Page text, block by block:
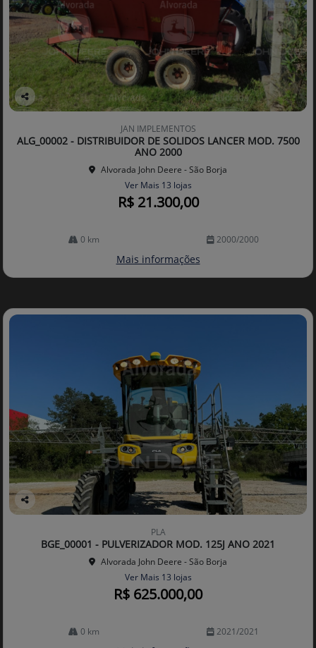
Co
arti
lhe
JAN IMPLEMENTOS
ALG_00002 - DISTRIBUIDOR DE SOLIDOS LANCER MOD. 7500
ANO 2000
Alvorada John Deere - São Borja
Ver Mais 13 lojas
R$ 21.300,00
0 km 2000/2000
Mais informações
Co
PLA
BGE_00001 - PULVERIZADOR MOD. 125J ANO 2021
Alvorada John Deere - São Borja
Ver Mais 13 lojas
R$ 625.000,00
0 km 2021/2021